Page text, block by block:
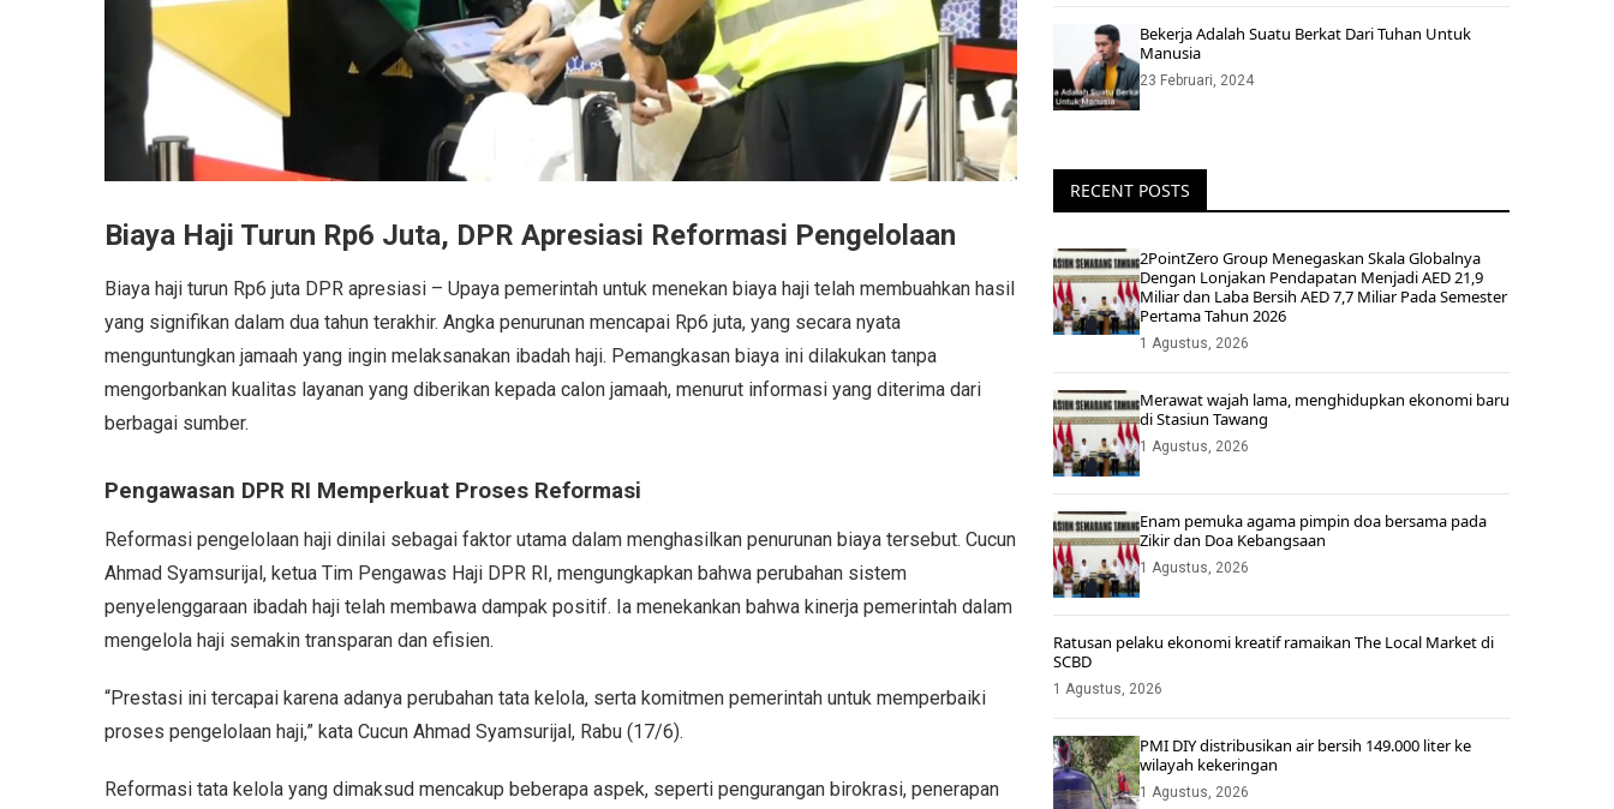
Biaya Haji Turun Rp6 Juta, DPR Apresiasi Reformasi Pengelolaan
Biaya haji turun Rp6 juta DPR apresiasi – Upaya pemerintah untuk menekan biaya haji telah membuahkan hasil
yang signifikan dalam dua tahun terakhir. Angka penurunan mencapai Rp6 juta, yang secara nyata
menguntungkan jamaah yang ingin melaksanakan ibadah haji. Pemangkasan biaya ini dilakukan tanpa
mengorbankan kualitas layanan yang diberikan kepada calon jamaah, menurut informasi yang diterima dari
berbagai sumber.
Pengawasan DPR RI Memperkuat Proses Reformasi
Reformasi pengelolaan haji dinilai sebagai faktor utama dalam menghasilkan penurunan biaya tersebut. Cucun
Ahmad Syamsurijal, ketua Tim Pengawas Haji DPR RI, mengungkapkan bahwa perubahan sistem
penyelenggaraan ibadah haji telah membawa dampak positif. Ia menekankan bahwa kinerja pemerintah dalam
mengelola haji semakin transparan dan efisien.
“Prestasi ini tercapai karena adanya perubahan tata kelola, serta komitmen pemerintah untuk memperbaiki
proses pengelolaan haji,” kata Cucun Ahmad Syamsurijal, Rabu (17/6).
Reformasi tata kelola yang dimaksud mencakup beberapa aspek, seperti pengurangan birokrasi, penerapan
Bekerja Adalah Suatu Berkat Dari Tuhan Untuk
Manusia
23 Februari, 2024
RECENT POSTS
2PointZero Group Menegaskan Skala Globalnya
Dengan Lonjakan Pendapatan Menjadi AED 21,9
Miliar dan Laba Bersih AED 7,7 Miliar Pada Semester
Pertama Tahun 2026
1 Agustus, 2026
Merawat wajah lama, menghidupkan ekonomi baru
di Stasiun Tawang
1 Agustus, 2026
Enam pemuka agama pimpin doa bersama pada
Zikir dan Doa Kebangsaan
1 Agustus, 2026
Ratusan pelaku ekonomi kreatif ramaikan The Local Market di
SCBD
1 Agustus, 2026
PMI DIY distribusikan air bersih 149.000 liter ke
wilayah kekeringan
1 Agustus, 2026